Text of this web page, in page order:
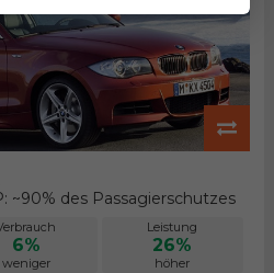
~90% des Passagierschutzes
6%
weniger
Leistung
26%
höher